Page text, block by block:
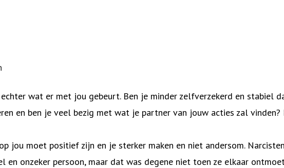
wat er met jou gebeurt. Ben je minder zelfverzekerd en stabiel
en ben je veel bezig met wat je partner van jouw acties zal vinden?
jou moet positief zijn en je sterker maken en niet andersom.
en onzeker persoon, maar dat was degene niet toen ze elkaar